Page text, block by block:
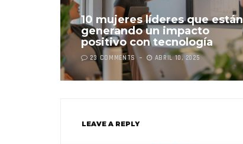
10 mujeres líderes que están
generando un impacto
positivo con tecnología
23 COMMENTS ABRIL 10, 2025
LEAVE A REPLY